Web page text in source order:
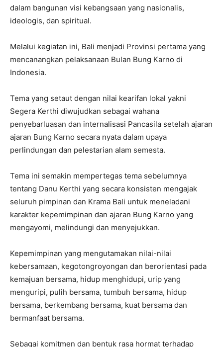
dalam bangunan visi kebangsaan yang nasionalis,
ideologis, dan spiritual.
Melalui kegiatan ini, Bali menjadi Provinsi pertama yang
mencanangkan pelaksanaan Bulan Bung Karno di
Indonesia.
Tema yang setaut dengan nilai kearifan lokal yakni
Segera Kerthi diwujudkan sebagai wahana
penyebarluasan dan internalisasi Pancasila setelah ajaran
ajaran Bung Karno secara nyata dalam upaya
perlindungan dan pelestarian alam semesta.
Tema ini semakin mempertegas tema sebelumnya
tentang Danu Kerthi yang secara konsisten mengajak
seluruh pimpinan dan Krama Bali untuk meneladani
karakter kepemimpinan dan ajaran Bung Karno yang
mengayomi, melindungi dan menyejukkan.
Kepemimpinan yang mengutamakan nilai-nilai
kebersamaan, kegotongroyongan dan berorientasi pada
kemajuan bersama, hidup menghidupi, urip yang
menguripi, pulih bersama, tumbuh bersama, hidup
bersama, berkembang bersama, kuat bersama dan
bermanfaat bersama.
Sebagai komitmen dan bentuk rasa hormat terhadap